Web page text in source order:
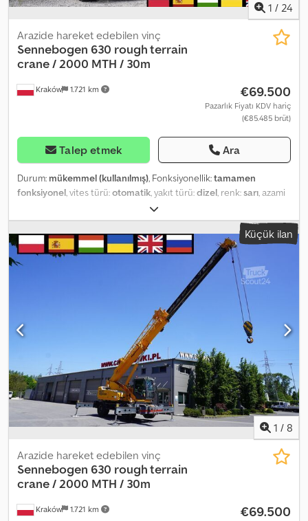
1 / 24
Kraków 1.721 km
Arazide hareket edebilen vinç
Sennebogen 630 rough terrain
crane / 2000 MTH / 30m
€69.500
Pazarlık Fiyatı KDV hariç
(€85.485 brüt)
Talep etmek Ara
Durum: mükemmel (kullanılmış), Fonksiyonellik:tamamen
fonksiyonel, vites türü:otomatik, yakıt türü:dizel, renk:sarı, azami
, Üretim yılı:2007
Donanım:kabin, Sennebogen 630 arazi vinci / 2000 saat / 30 m
erişim / 30 t kaldırma kapasitesi / 3 adet 2000 çalışma saati
Crjdpszrf Hdsfx Aczjf Yıl: 2007 30 metre erişim Maks. kaldırma
kapasitesi 30 ton Deutz motoru Kanca bloke önleyici sistem 5
makaralı kanca bloğu 7,5 m yardımcı bom Otomatik şanzıman
Teknik ve görsel durumu mükemmel. 3 benzer makine mevcut.
Küçük ilan
1 / 8
Kraków 1.721 km
Arazide hareket edebilen vinç
Sennebogen 630 rough terrain
crane / 2000 MTH / 30m
€69.500